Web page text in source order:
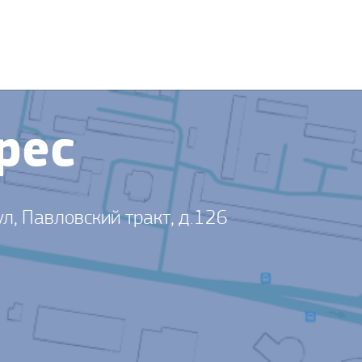
Павловский тракт, д.126